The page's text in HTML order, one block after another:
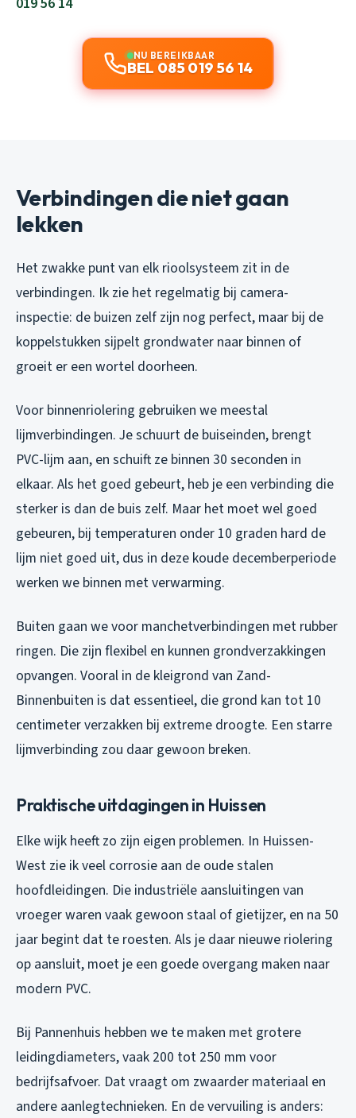
NU BEREIKBAAR
BEL 085 019 56 14
Verbindingen die niet gaan
lekken
Het zwakke punt van elk rioolsysteem zit in de
verbindingen. Ik zie het regelmatig bij camera-
inspectie: de buizen zelf zijn nog perfect, maar bij de
koppelstukken sijpelt grondwater naar binnen of
groeit er een wortel doorheen.
Voor binnenriolering gebruiken we meestal
lijmverbindingen. Je schuurt de buiseinden, brengt
PVC-lijm aan, en schuift ze binnen 30 seconden in
elkaar. Als het goed gebeurt, heb je een verbinding die
sterker is dan de buis zelf. Maar het moet wel goed
gebeuren, bij temperaturen onder 10 graden hard de
lijm niet goed uit, dus in deze koude decemberperiode
werken we binnen met verwarming.
Buiten gaan we voor manchetverbindingen met rubber
ringen. Die zijn flexibel en kunnen grondverzakkingen
opvangen. Vooral in de kleigrond van Zand-
Binnenbuiten is dat essentieel, die grond kan tot 10
centimeter verzakken bij extreme droogte. Een starre
lijmverbinding zou daar gewoon breken.
Praktische uitdagingen in Huissen
Elke wijk heeft zo zijn eigen problemen. In Huissen-
West zie ik veel corrosie aan de oude stalen
hoofdleidingen. Die industriële aansluitingen van
vroeger waren vaak gewoon staal of gietijzer, en na 50
jaar begint dat te roesten. Als je daar nieuwe riolering
op aansluit, moet je een goede overgang maken naar
modern PVC.
Bij Pannenhuis hebben we te maken met grotere
leidingdiameters, vaak 200 tot 250 mm voor
bedrijfsafvoer. Dat vraagt om zwaarder materiaal en
andere aanlegtechnieken. En de vervuiling is anders: